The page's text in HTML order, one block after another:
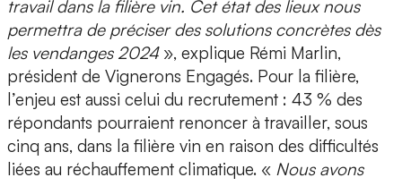
travail dans la filière vin. Cet état des lieux nous
permettra de préciser des solutions concrètes dès
les vendanges 2024», explique Rémi Marlin,
président de Vignerons Engagés. Pour la filière,
l’enjeu est aussi celui du recrutement : 43 % des
répondants pourraient renoncer à travailler, sous
cinq ans, dans la filière vin en raison des difficultés
liées au réchauffement climatique. « Nous avons